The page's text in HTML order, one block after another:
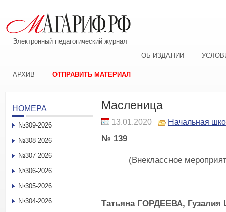
Электронный педагогический журнал
ОБ ИЗДАНИИ
АРХИВ ОТПРАВИТЬ МАТЕРИАЛ
Масленица
13.01.2020 Начальная
№ 139
(Внеклассное
Татьяна ГОРДЕЕВА, Гузалия
НОМЕРА
№309-2026
№308-2026
№307-2026
№306-2026
№305-2026
№304-2026